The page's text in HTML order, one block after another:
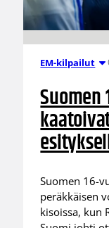
EM-kilpailut
Suomen 16-
peräkkäisen
kisoissa, kun